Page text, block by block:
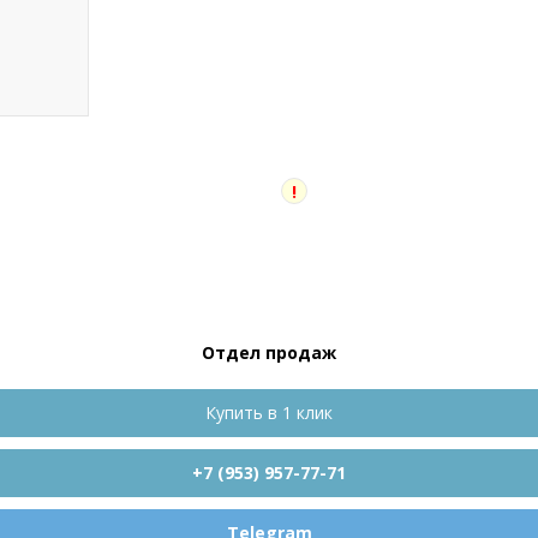
!
Отдел продаж
Купить в 1 клик
+7 (953) 957-77-71
Telegram